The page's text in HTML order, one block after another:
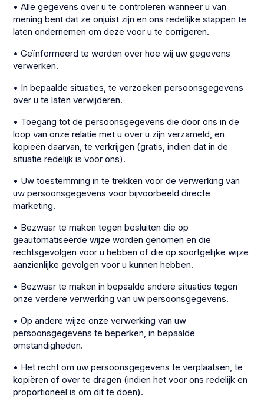
• Alle gegevens over u te controleren wanneer u van
mening bent dat ze onjuist zijn en ons redelijke stappen te
laten ondernemen om deze voor u te corrigeren.
• Geïnformeerd te worden over hoe wij uw gegevens
verwerken.
• In bepaalde situaties, te verzoeken persoonsgegevens
over u te laten verwijderen.
• Toegang tot de persoonsgegevens die door ons in de
loop van onze relatie met u over u zijn verzameld, en
kopieën daarvan, te verkrijgen (gratis, indien dat in de
situatie redelijk is voor ons).
• Uw toestemming in te trekken voor de verwerking van
uw persoonsgegevens voor bijvoorbeeld directe
marketing.
• Bezwaar te maken tegen besluiten die op
geautomatiseerde wijze worden genomen en die
rechtsgevolgen voor u hebben of die op soortgelijke wijze
aanzienlijke gevolgen voor u kunnen hebben.
• Bezwaar te maken in bepaalde andere situaties tegen
onze verdere verwerking van uw persoonsgegevens.
• Op andere wijze onze verwerking van uw
persoonsgegevens te beperken, in bepaalde
omstandigheden.
• Het recht om uw persoonsgegevens te verplaatsen, te
kopiëren of over te dragen (indien het voor ons redelijk en
proportioneel is om dit te doen).